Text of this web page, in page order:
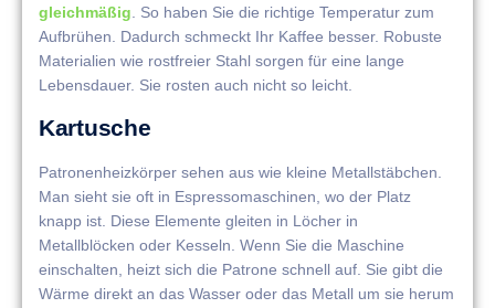
gleichmäßig . So haben Sie die richtige Temperatur zum
Aufbrühen. Dadurch schmeckt Ihr Kaffee besser. Robuste
Materialien wie rostfreier Stahl sorgen für eine lange
Lebensdauer. Sie rosten auch nicht so leicht.
Kartusche
Patronenheizkörper sehen aus wie kleine Metallstäbchen.
Man sieht sie oft in Espressomaschinen, wo der Platz
knapp ist. Diese Elemente gleiten in Löcher in
Metallblöcken oder Kesseln. Wenn Sie die Maschine
einschalten, heizt sich die Patrone schnell auf. Sie gibt die
Wärme direkt an das Wasser oder das Metall um sie herum